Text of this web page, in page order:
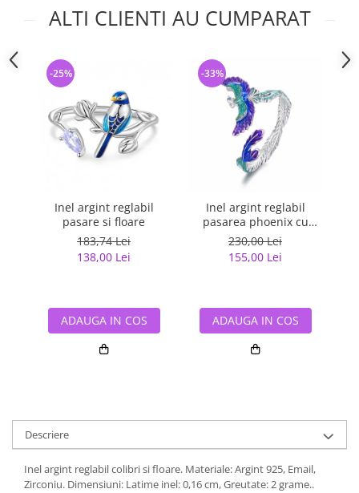
ALTI CLIENTI AU CUMPARAT
Inel argint reglabil
pasare si floare
183,74 Lei
138,00 Lei
-25%
ADAUGA IN COS
Inel argint reglabil
pasarea phoenix cu
Zirconia
230,00 Lei
155,00 Lei
-33%
ADAUGA IN COS
Descriere
Inel argint reglabil colibri si floare. Materiale: Argint 925, Email,
Zirconiu. Dimensiuni: Latime inel: 0,16 cm, Greutate: 2 grame..